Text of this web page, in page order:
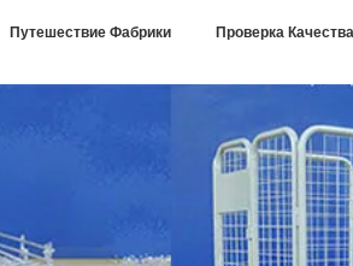
Путешествие Фабрики Проверка Качества